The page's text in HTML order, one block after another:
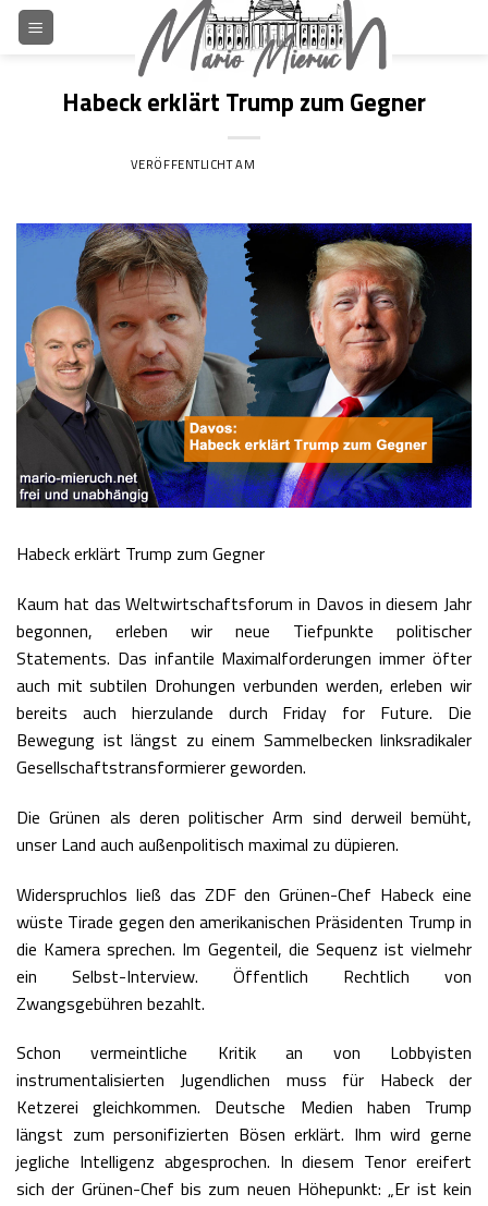
Skip
Habeck erklärt Trump zum Gegner
VERÖFFENTLICHT AM
Habeck erklärt Trump zum Gegner
Kaum hat das Weltwirtschaftsforum in Davos in diesem Jahr
begonnen, erleben wir neue Tiefpunkte politischer
Statements. Das infantile Maximalforderungen immer öfter
auch mit subtilen Drohungen verbunden werden, erleben wir
bereits auch hierzulande durch Friday for Future. Die
Bewegung ist längst zu einem Sammelbecken linksradikaler
Gesellschaftstransformierer geworden.
Die Grünen als deren politischer Arm sind derweil bemüht,
unser Land auch außenpolitisch maximal zu düpieren.
Widerspruchlos ließ das ZDF den Grünen-Chef Habeck eine
wüste Tirade gegen den amerikanischen Präsidenten Trump in
die Kamera sprechen. Im Gegenteil, die Sequenz ist vielmehr
ein Selbst-Interview. Öffentlich Rechtlich von
Zwangsgebühren bezahlt.
Schon vermeintliche Kritik an von Lobbyisten
instrumentalisierten Jugendlichen muss für Habeck der
Ketzerei gleichkommen. Deutsche Medien haben Trump
längst zum personifizierten Bösen erklärt. Ihm wird gerne
jegliche Intelligenz abgesprochen. In diesem Tenor ereifert
sich der Grünen-Chef bis zum neuen Höhepunkt: „Er ist kein